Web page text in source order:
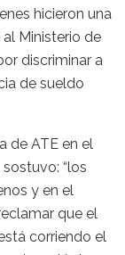
hicieron una
Ministerio de
discriminar a
de sueldo
de ATE en el
“los
y en el
que el
corriendo el